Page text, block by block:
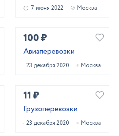
7 июня 2022 Москва
100 ₽
Авиаперевозки
23 декабря 2020 Москва
11 ₽
Грузоперевозки
23 декабря 2020 Москва